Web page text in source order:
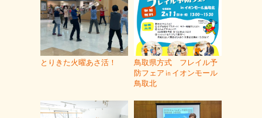
とりきた火曜あさ活！
鳥取県方式 フレイル予
防フェア㏌イオンモール
鳥取北